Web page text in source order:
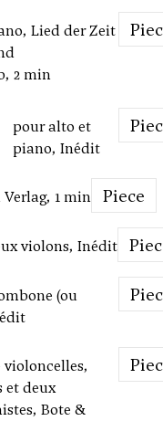
Lied der Zeit
2 min
pour alto et
piano, Inédit
1 min Piece
violons, Inédit
(ou
et deux
Bote &